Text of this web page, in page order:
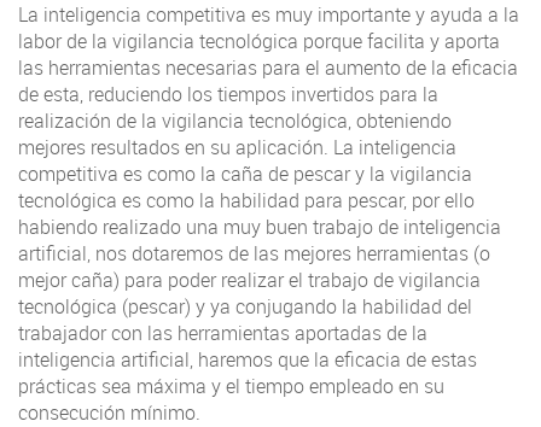
La inteligencia competitiva es muy importante y ayuda a la
labor de la vigilancia tecnológica porque facilita y aporta
las herramientas necesarias para el aumento de la eficacia
de esta, reduciendo los tiempos invertidos para la
realización de la vigilancia tecnológica, obteniendo
mejores resultados en su aplicación. La inteligencia
competitiva es como la caña de pescar y la vigilancia
tecnológica es como la habilidad para pescar, por ello
habiendo realizado una muy buen trabajo de inteligencia
artificial, nos dotaremos de las mejores herramientas (o
mejor caña) para poder realizar el trabajo de vigilancia
tecnológica (pescar) y ya conjugando la habilidad del
trabajador con las herramientas aportadas de la
inteligencia artificial, haremos que la eficacia de estas
prácticas sea máxima y el tiempo empleado en su
consecución mínimo.